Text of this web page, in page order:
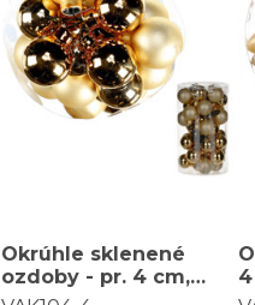
Okrúhle sklenené
ozdoby - pr. 4 cm,
zlaté, cena za balenie